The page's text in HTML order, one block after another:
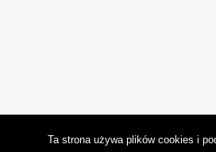
Ta strona używa plików cookies i